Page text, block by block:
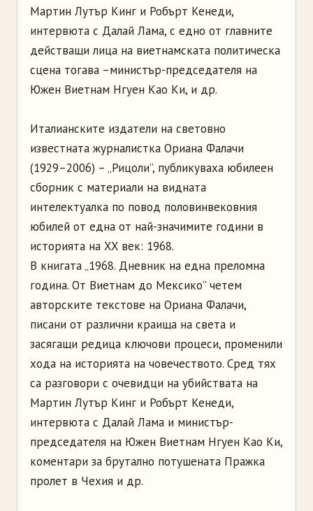
Мартин Лутър Кинг и Робърт Кенеди,
интервюта с Далай Лама, с едно от главните
действащи лица на виетнамската политическа
сцена тогава –министър-председателя на
Южен Виетнам Нгуен Као Ки, и др.
Италианските издатели на световно
известната журналистка Ориана Фалачи
(1929–2006) – „Рицоли”, публикуваха юбилеен
сборник с материали на видната
интелектуалка по повод половинвековния
юбилей от една от най-значимите години в
историята на XX век: 1968.
В книгата „1968. Дневник на една преломна
година. От Виетнам до Мексико” четем
авторските текстове на Ориана Фалачи,
писани от различни краища на света и
засягащи редица ключови процеси, променили
хода на историята на човечеството. Сред тях
са разговори с очевидци на убийствата на
Мартин Лутър Кинг и Робърт Кенеди,
интервюта с Далай Лама и министър-
председателя на Южен Виетнам Нгуен Као Ки,
коментари за брутално потушената Пражка
пролет в Чехия и др.